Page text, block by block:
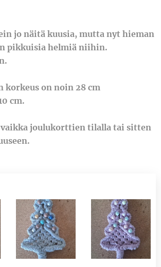
jo näitä kuusia, mutta nyt hieman
pikkuisia helmiä niihin.
korkeus on noin 28 cm
cm.
vaikka joulukorttien tilalla tai sitten